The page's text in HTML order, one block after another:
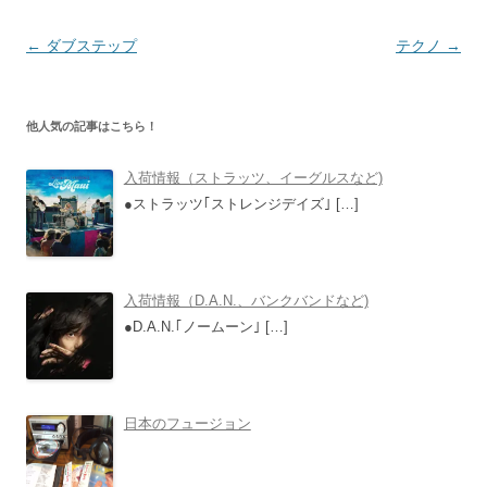
投
ビ
ゲ
ー
シ
ョ
ン
← ダブステップ テクノ →
他人気の記事はこちら！
入荷情報（ストラッツ、イーグルスなど)
●ストラッツ｢ストレンジデイズ｣ […]
入荷情報（D.A.N.、バンクバンドなど)
●D.A.N.｢ノームーン｣ […]
日本のフュージョン